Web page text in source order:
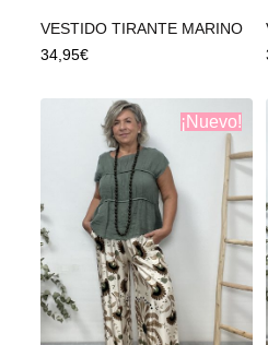
VESTIDO TIRANTE MARINO
34,95€
¡Nuevo!